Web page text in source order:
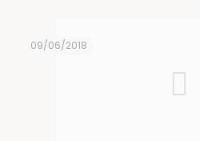
09/06/2018